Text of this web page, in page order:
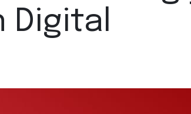
Digital